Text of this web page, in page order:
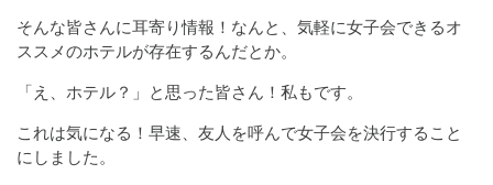
そんな皆さんに耳寄り情報！なんと、気軽に女子会できるオ
ススメのホテルが存在するんだとか。
「え、ホテル？」と思った皆さん！私もです。
これは気になる！早速、友人を呼んで女子会を決行すること
にしました。